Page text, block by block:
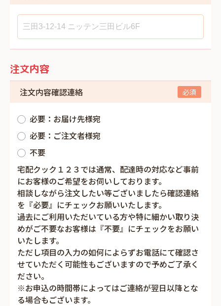
注文内容
注文内容確認連絡
必要：お届け先様宛
必要：ご注文者様宛
不要
宅配クック１２３では通常、配達時の対応など事前
にお客様のご希望をお伺いしております。
相談しながら注文したい等ございましたら確認連絡
を『必要』にチェックお願いいたします。
過去にご利用いただいている方や特に細かい取り決
めがご不要なお客様は『不要』にチェックをお願い
いたします。
ただし項目の入力の如何によらずお電話にて確認さ
せていただく可能性もございますので予めご了承く
ださい。
※お申込の時間帯によってはご連絡が翌日以降とな
る場合もございます。